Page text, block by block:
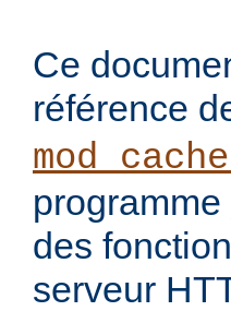
Ce
référence
programme
des
serveur